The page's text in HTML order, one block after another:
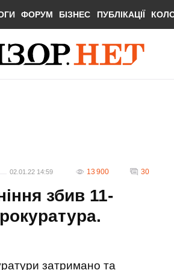
ФОРУМ БІЗНЕС ПУБЛІКАЦІЇ
02.01.22 14:59 13 900 30
збив 11-
затримано та